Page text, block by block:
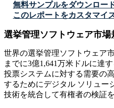
無料サンプルをダウンロー
このレポートをカスタマイ
選挙管理ソフトウェア市場
世界の選挙管理ソフトウェア
までに3億1,641万米ドルに達
投票システムに対する需要の
するためにデジタル ソリュー
技術を統合して有権者の検証